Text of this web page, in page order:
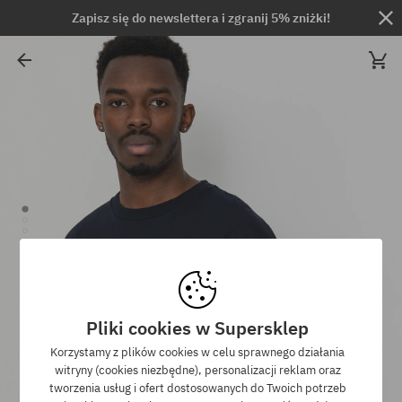
Zapisz się do newslettera i zgranij 5% zniżki!
Pliki cookies w Supersklep
Korzystamy z plików cookies w celu sprawnego działania
witryny (cookies niezbędne), personalizacji reklam oraz
tworzenia usług i ofert dostosowanych do Twoich potrzeb